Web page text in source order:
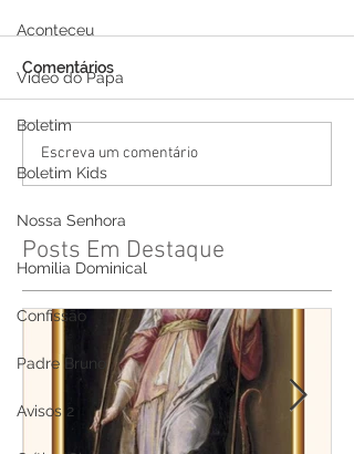
Aconteceu
Video do Papa
Boletim
Boletim Kids
Nossa Senhora
Homilia Dominical
Confissão
Padre Bruno
Avisos 2
Comentários
Escreva um comentário
Posts Em Destaque